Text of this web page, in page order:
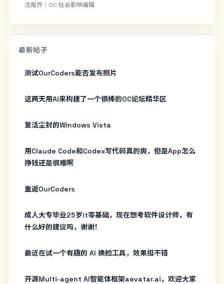
沈南乔｜OC 社会影响编辑
最新帖子
测试OurCoders能否发布照片
这两天用AI来构建了一个很棒的OC论坛精华区
复活尘封的Windows Vista
用Claude Code和Codex写代码真的爽，但是App怎么
挣钱还是很难啊
重返OurCoders
成人大专毕业25岁it零基础，现在想考软件设计师，有
什么好的建议吗，谢谢！
最近在试一个有趣的 AI 换脸工具，效果挺不错
开源Multi-agent AI智能体框架aevatar.ai，欢迎大家